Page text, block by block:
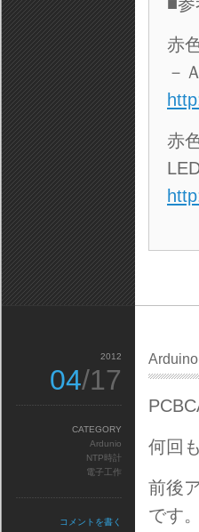
赤
－
赤
何回
前後
です。
2012
04/17
CATEGORY
Ardunio
NTP時計
電子工作
コメントを書く